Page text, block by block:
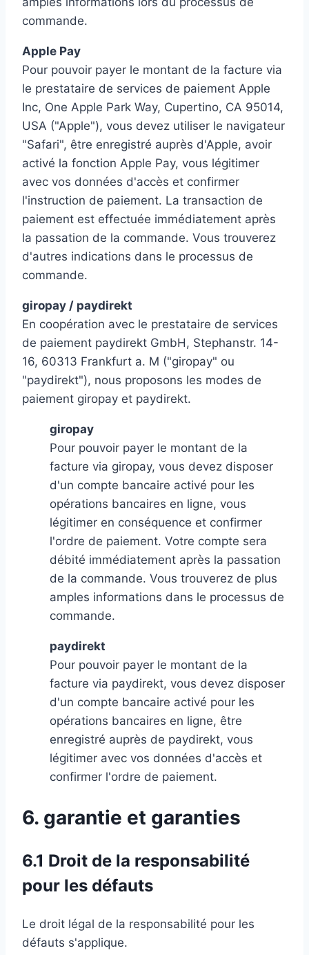
commande.
Apple Pay
Pour pouvoir payer le montant de la facture via
le prestataire de services de paiement Apple
Inc, One Apple Park Way, Cupertino, CA 95014,
USA ("Apple"), vous devez utiliser le navigateur
"Safari", être enregistré auprès d'Apple, avoir
activé la fonction Apple Pay, vous légitimer
avec vos données d'accès et confirmer
l'instruction de paiement. La transaction de
paiement est effectuée immédiatement après
la passation de la commande. Vous trouverez
d'autres indications dans le processus de
commande.
giropay / paydirekt
En coopération avec le prestataire de services
de paiement paydirekt GmbH, Stephanstr. 14-
16, 60313 Frankfurt a. M ("giropay" ou
"paydirekt"), nous proposons les modes de
paiement giropay et paydirekt.
giropay
Pour pouvoir payer le montant de la
facture via giropay, vous devez disposer
d'un compte bancaire activé pour les
opérations bancaires en ligne, vous
légitimer en conséquence et confirmer
l'ordre de paiement. Votre compte sera
débité immédiatement après la passation
de la commande. Vous trouverez de plus
amples informations dans le processus de
commande.
paydirekt
Pour pouvoir payer le montant de la
facture via paydirekt, vous devez disposer
d'un compte bancaire activé pour les
opérations bancaires en ligne, être
enregistré auprès de paydirekt, vous
légitimer avec vos données d'accès et
confirmer l'ordre de paiement.
6. garantie et garanties
6.1 Droit de la responsabilité
pour les défauts
Le droit légal de la responsabilité pour les
défauts s'applique.